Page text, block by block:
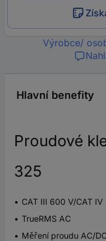
Výrobce/
Hlavní benefity
Proudové
325
CAT III 600 V/CAT
TrueRMS AC
Měření proudu AC/